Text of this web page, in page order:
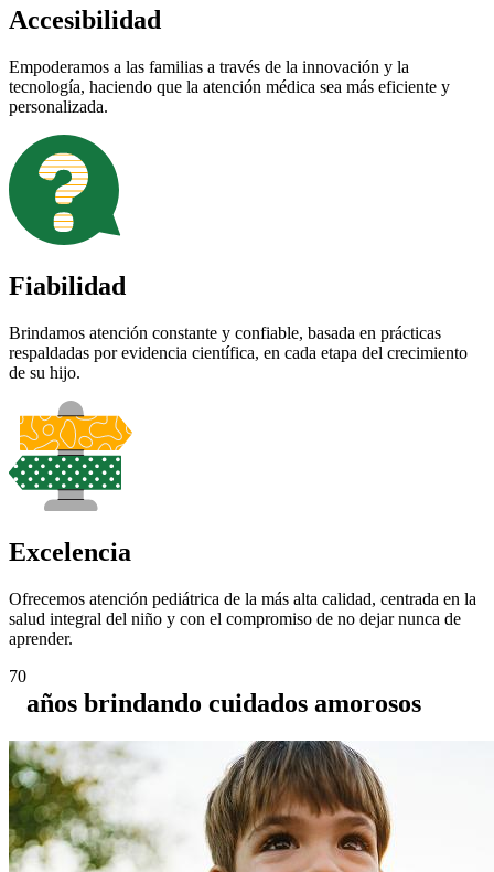
Accesibilidad
Empoderamos a las familias a través de la innovación y la
tecnología, haciendo que la atención médica sea más eficiente y
personalizada.
Fiabilidad
Brindamos atención constante y confiable, basada en prácticas
respaldadas por evidencia científica, en cada etapa del crecimiento
de su hijo.
Excelencia
Ofrecemos atención pediátrica de la más alta calidad, centrada en la
salud integral del niño y con el compromiso de no dejar nunca de
aprender.